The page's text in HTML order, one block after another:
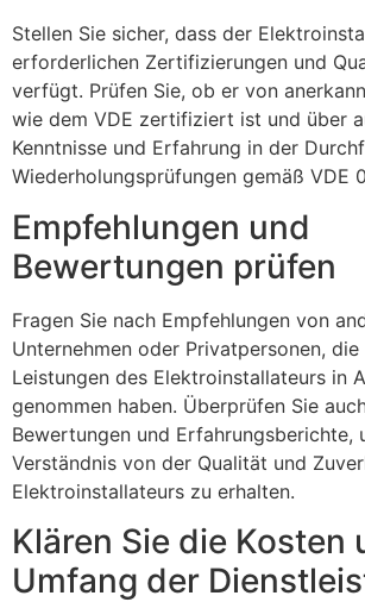
Stellen Sie sicher, dass der
erforderlichen Zertifizierungen und
verfügt. Prüfen Sie, ob er von
wie dem VDE zertifiziert ist und über
Kenntnisse und Erfahrung in der
Wiederholungsprüfungen gemäß VDE
Empfehlungen und
Bewertungen prüfen
Fragen Sie nach Empfehlungen von
Unternehmen oder Privatpersonen,
Leistungen des Elektroinstallateurs in
genommen haben. Überprüfen Sie
Bewertungen und Erfahrungsberichte,
Verständnis von der Qualität und
Elektroinstallateurs zu erhalten.
Klären Sie die Kosten
Umfang der